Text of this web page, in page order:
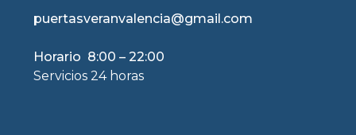
puertasveranvalencia@gmail.com
Horario 8:00 – 22:00
Servicios 24 horas